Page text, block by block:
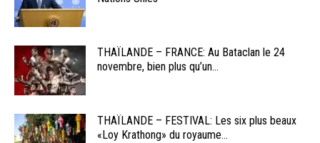
THAÏLANDE – FRANCE: Au Bataclan le 24
novembre, bien plus qu’un...
THAÏLANDE – FESTIVAL: Les six plus beaux
«Loy Krathong» du royaume...